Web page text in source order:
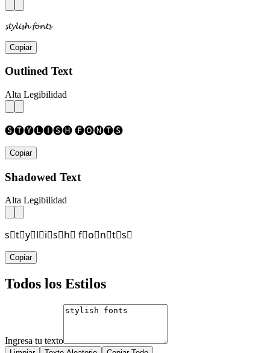
𝓼𝓽𝔂𝓵𝓲𝓼𝓱 𝓯𝓸𝓷𝓽𝓼
Copiar
Outlined Text
Alta Legibilidad
🅢🅣🅨🅛🅘🅢🅗 🅕🅞🅝🅣🅢
Copiar
Shadowed Text
Alta Legibilidad
s⃞t⃞y⃞l⃞i⃞s⃞h⃞ f⃞o⃞n⃞t⃞s⃞
Copiar
Todos los Estilos
Ingresa tu texto